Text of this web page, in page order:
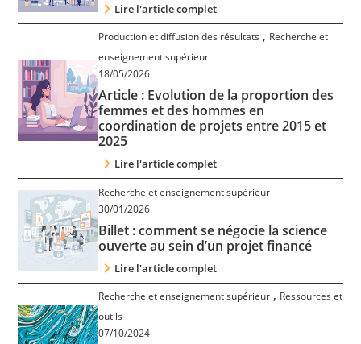
Nous suivre
Lire l'article complet
Production et diffusion des résultats , Recherche et
enseignement supérieur
18/05/2026
Article : Evolution de la proportion des
femmes et des hommes en
coordination de projets entre 2015 et
2025
Lire l'article complet
Recherche et enseignement supérieur
30/01/2026
Billet : comment se négocie la science
ouverte au sein d’un projet financé
Lire l'article complet
Recherche et enseignement supérieur , Ressources et
outils
07/10/2024